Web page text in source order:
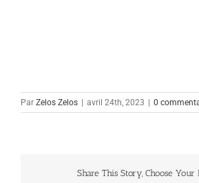
Par Zelos Zelos avril 24th, 2023 0
Share This Story, Choose Your